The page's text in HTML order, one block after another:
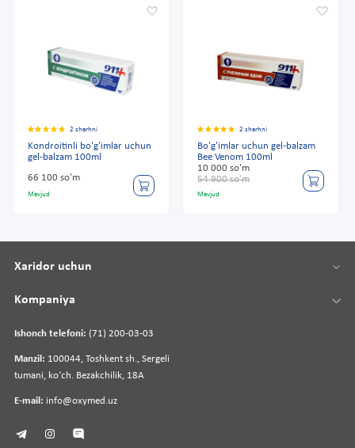
2 sharhni
Kondroitinli bo'g'imlar uchun
gel-balzam 100ml
66 100 so'm
Mavjud
2 sharhni
Bo'g'imlar uchun gel-balzam
Bee Venom 100ml
10 000 so'm
54 900 so'm
Mavjud
Ishonch telefoni: (71) 200-03-03
Manzil: 100044, Toshkent sh., Sergeli
tumani, koʻch. Bezakchilik, 18A
E-mail: info@oxymed.uz
Xaridor uchun
Kompaniya